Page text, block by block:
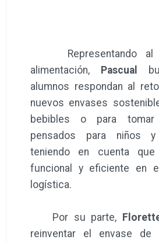
Representando al
alimentación, Pascual
alumnos respondan al
nuevos envases
bebibles o para tomar
pensados para niños y
teniendo en cuenta
funcional y eficiente en
logística.
Por su parte,
reinventar el envase de